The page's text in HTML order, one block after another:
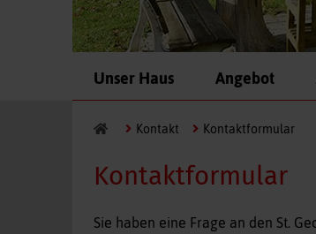
Unser Haus Angebot
Kontakt Kontaktformular
Kontaktformular
Sie haben eine Frage an den St.